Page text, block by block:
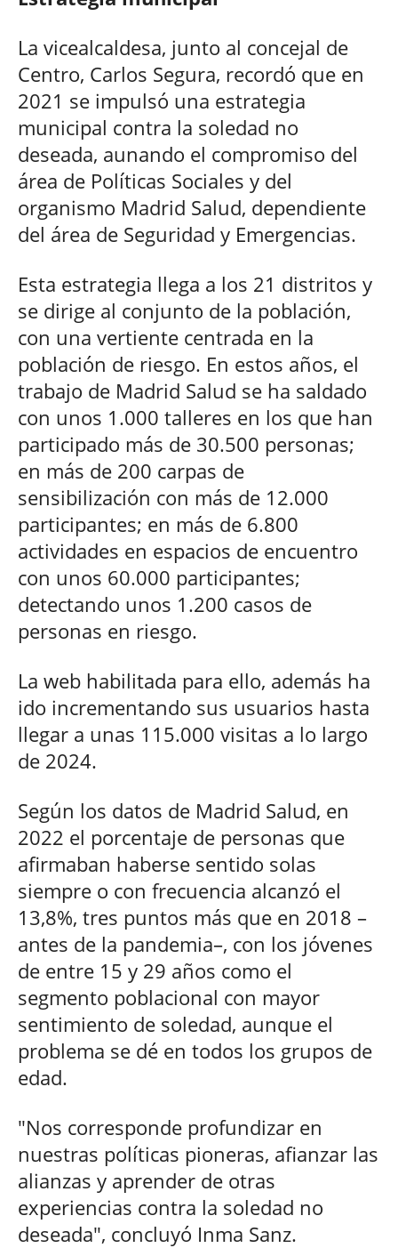
La vicealcaldesa, junto al concejal de
Centro, Carlos Segura, recordó que en
2021 se impulsó una estrategia
municipal contra la soledad no
deseada, aunando el compromiso del
área de Políticas Sociales y del
organismo Madrid Salud, dependiente
del área de Seguridad y Emergencias.
Esta estrategia llega a los 21 distritos y
se dirige al conjunto de la población,
con una vertiente centrada en la
población de riesgo. En estos años, el
trabajo de Madrid Salud se ha saldado
con unos 1.000 talleres en los que han
participado más de 30.500 personas;
en más de 200 carpas de
sensibilización con más de 12.000
participantes; en más de 6.800
actividades en espacios de encuentro
con unos 60.000 participantes;
detectando unos 1.200 casos de
personas en riesgo.
La web habilitada para ello, además ha
ido incrementando sus usuarios hasta
llegar a unas 115.000 visitas a lo largo
de 2024.
Según los datos de Madrid Salud, en
2022 el porcentaje de personas que
afirmaban haberse sentido solas
siempre o con frecuencia alcanzó el
13,8%, tres puntos más que en 2018 –
antes de la pandemia–, con los jóvenes
de entre 15 y 29 años como el
segmento poblacional con mayor
sentimiento de soledad, aunque el
problema se dé en todos los grupos de
edad.
"Nos corresponde profundizar en
nuestras políticas pioneras, afianzar las
alianzas y aprender de otras
experiencias contra la soledad no
deseada", concluyó Inma Sanz.